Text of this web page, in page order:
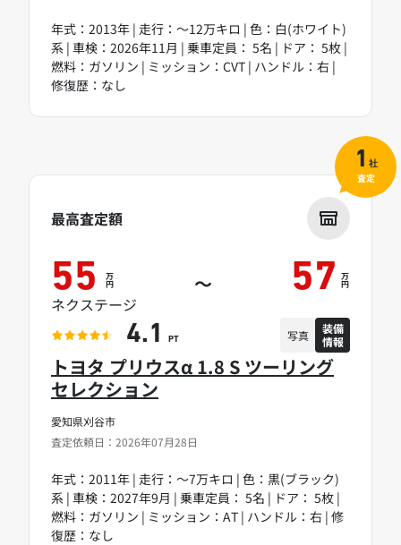
年式：2013年 | 走行：～12万キロ | 色：白(ホワイト)
系 | 車検：2026年11月 | 乗車定員： 5名 | ドア： 5枚 |
燃料：ガソリン | ミッション：CVT | ハンドル：右 |
修復歴：なし
愛知県刈谷市
査定依頼日：2026年07月28日
トヨタ プリウスα 1.8 S ツーリング
セレクション
年式：2011年 | 走行：～7万キロ | 色：黒(ブラック)
系 | 車検：2027年9月 | 乗車定員： 5名 | ドア： 5枚 |
燃料：ガソリン | ミッション：AT | ハンドル：右 | 修
復歴：なし
最高査定額
55 万
円 ～ 57 万
円
ネクステージ
4.1 PT 写真
装備
情報
1 社
査定